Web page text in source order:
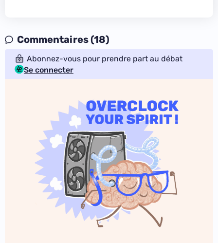
Commentaires (18)
Abonnez-vous pour prendre part au débat
Se connecter